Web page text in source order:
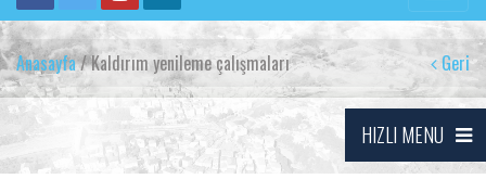
Anasayfa/ Kaldırım yenileme çalışmaları Geri
HIZLI MENU